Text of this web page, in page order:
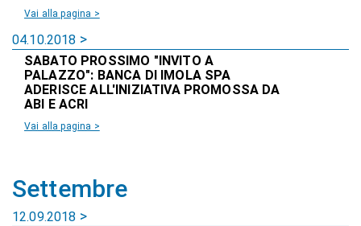
Vai alla pagina >
04.10.2018
SABATO PROSSIMO "INVITO A
PALAZZO": BANCA DI IMOLA SPA
ADERISCE ALL'INIZIATIVA PROMOSSA DA
ABI E ACRI
Vai alla pagina >
Settembre
12.09.2018